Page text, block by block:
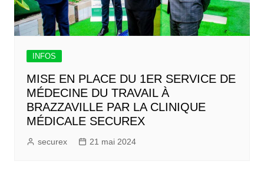
INFOS
MISE EN PLACE DU 1ER SERVICE DE
MÉDECINE DU TRAVAIL À
BRAZZAVILLE PAR LA CLINIQUE
MÉDICALE SECUREX
securex 21 mai 2024